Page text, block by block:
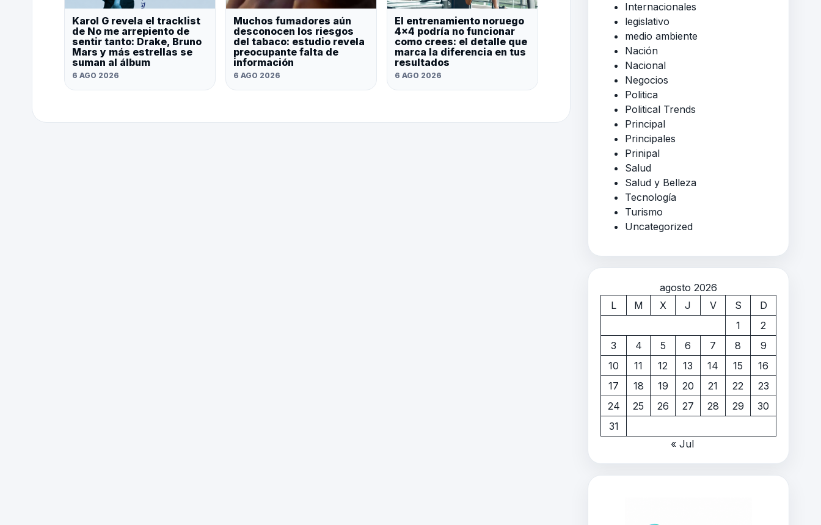
Karol G revela el tracklist
de No me arrepiento de
sentir tanto: Drake, Bruno
Mars y más estrellas se
suman al álbum
6 AGO 2026
Muchos fumadores aún
desconocen los riesgos
del tabaco: estudio revela
preocupante falta de
información
6 AGO 2026
El entrenamiento noruego
4×4 podría no funcionar
como crees: el detalle que
marca la diferencia en tus
resultados
6 AGO 2026
Internacionales
legislativo
medio ambiente
Nación
Nacional
Negocios
Politica
Political Trends
Principal
Principales
Prinipal
Salud
Salud y Belleza
Tecnología
Turismo
Uncategorized
agosto 2026
L
M X J V S
D
1
2
3
4 5 6 7 8
9
10
11 12 13 14 15
16
17
18 19 20 21 22
23
24
25 26 27 28 29
30
31
« Jul